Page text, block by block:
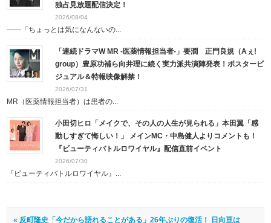
独占見放題配信決定！
2026/08/04
――「ちょっとは気になんないの...
「連続ドラマW MR -医薬情報担当者-」要潤 正門良規（Aぇ!
group）豊原功補ら向井理に続く実力派共演陣発表！ポスタービ
ジュアル＆特報映像解禁！
2026/07/31
MR（医薬情報担当者）は患者の...
小田切ヒロ「メイクで、その人の人生が見られる」本田翼「感
動しすぎて悔しい！」 メインMC・中島健人よりコメントも！
『ビューティバトルロワイヤル』配信直前イベント
2026/07/30
『ビューティバトルロワイヤル』...
« 反町隆史「今だから語れることがある」26年ぶりの復活！ 日向亘は